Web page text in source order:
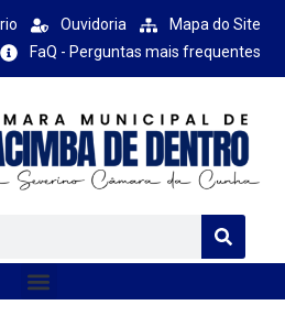
Ouvidoria
Mapa do Site
FaQ - Perguntas mais frequentes